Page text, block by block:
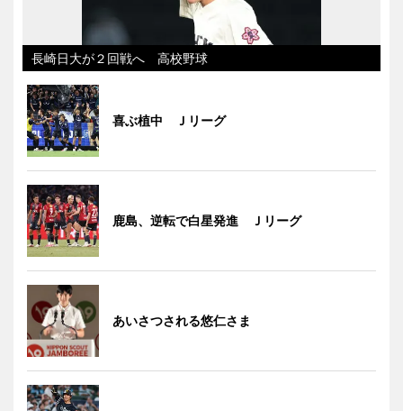
長崎日大が２回戦へ 高校野球
喜ぶ植中 Ｊリーグ
鹿島、逆転で白星発進 Ｊリーグ
あいさつされる悠仁さま